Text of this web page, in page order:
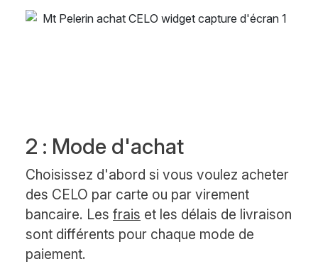
2 : Mode d'achat
Choisissez d'abord si vous voulez acheter
des CELO par carte ou par virement
bancaire. Les frais et les délais de livraison
sont différents pour chaque mode de
paiement.